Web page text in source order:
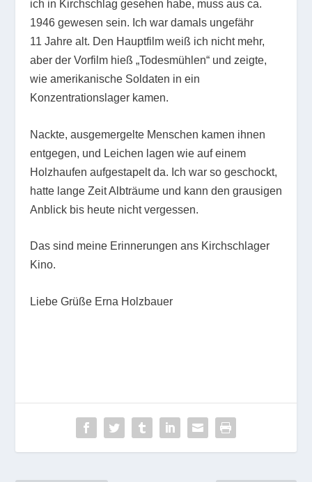
ich in Kirchschlag gesehen habe, muss aus ca.
1946 gewesen sein. Ich war damals ungefähr
11 Jahre alt. Den Hauptfilm weiß ich nicht mehr,
aber der Vorfilm hieß „Todesmühlen“ und zeigte,
wie amerikanische Soldaten in ein
Konzentrationslager kamen.
Nackte, ausgemergelte Menschen kamen ihnen
entgegen, und Leichen lagen wie auf einem
Holzhaufen aufgestapelt da. Ich war so geschockt,
hatte lange Zeit Albträume und kann den grausigen
Anblick bis heute nicht vergessen.
Das sind meine Erinnerungen ans Kirchschlager
Kino.
Liebe Grüße Erna Holzbauer